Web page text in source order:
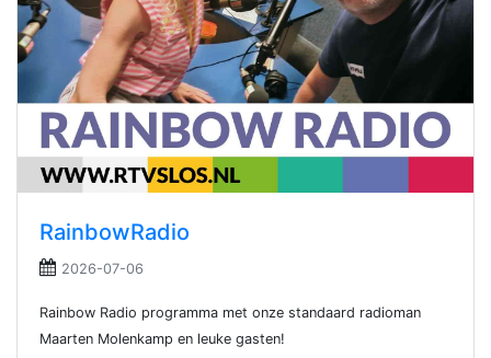
RainbowRadio
2026-07-06
Rainbow Radio programma met onze standaard radioman
Maarten Molenkamp en leuke gasten!